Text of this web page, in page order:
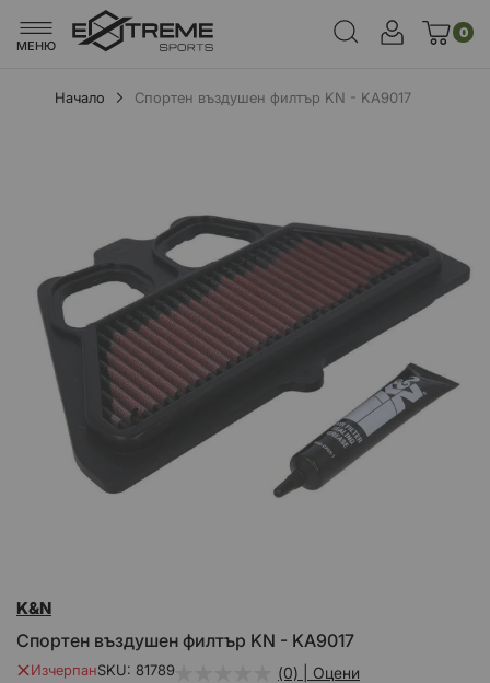
МЕНЮ
0
Начало
Спортен въздушен филтър KN - KA9017
изображенията
към
на
галерия
Спортен въздушен филтър KN - KA9017
K&N
ИзчерпанSKU 81789 (0) | Оцени